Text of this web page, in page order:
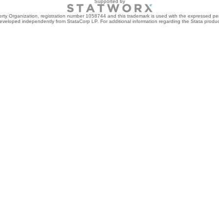
Supported by
Organization, registration number 1058744 and this trademark is used with the expressed
independently from StataCorp LP. For additional information regarding the Stata